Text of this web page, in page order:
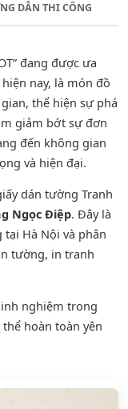
DẪN THI CÔNG
đang được ưa
nay, là món đồ
thể hiện sự phá
giảm bớt sự đơn
đến không gian
và hiện đại.
dán tường Tranh
Ngọc Điệp. Đây là
Hà Nội và phân
tường, in tranh
nghiệm trong
hoàn toàn yên